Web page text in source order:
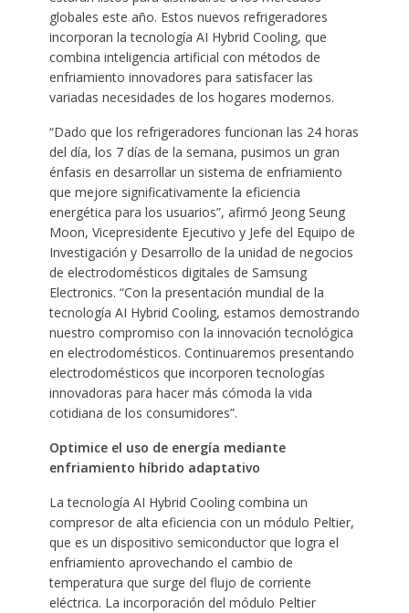
globales este año. Estos nuevos refrigeradores
incorporan la tecnología AI Hybrid Cooling, que
combina inteligencia artificial con métodos de
enfriamiento innovadores para satisfacer las
variadas necesidades de los hogares modernos.
“Dado que los refrigeradores funcionan las 24 horas
del día, los 7 días de la semana, pusimos un gran
énfasis en desarrollar un sistema de enfriamiento
que mejore significativamente la eficiencia
energética para los usuarios”, afirmó Jeong Seung
Moon, Vicepresidente Ejecutivo y Jefe del Equipo de
Investigación y Desarrollo de la unidad de negocios
de electrodomésticos digitales de Samsung
Electronics. “Con la presentación mundial de la
tecnología AI Hybrid Cooling, estamos demostrando
nuestro compromiso con la innovación tecnológica
en electrodomésticos. Continuaremos presentando
electrodomésticos que incorporen tecnologías
innovadoras para hacer más cómoda la vida
cotidiana de los consumidores”.
Optimice el uso de energía mediante
enfriamiento híbrido adaptativo
La tecnología AI Hybrid Cooling combina un
compresor de alta eficiencia con un módulo Peltier,
que es un dispositivo semiconductor que logra el
enfriamiento aprovechando el cambio de
temperatura que surge del flujo de corriente
eléctrica. La incorporación del módulo Peltier